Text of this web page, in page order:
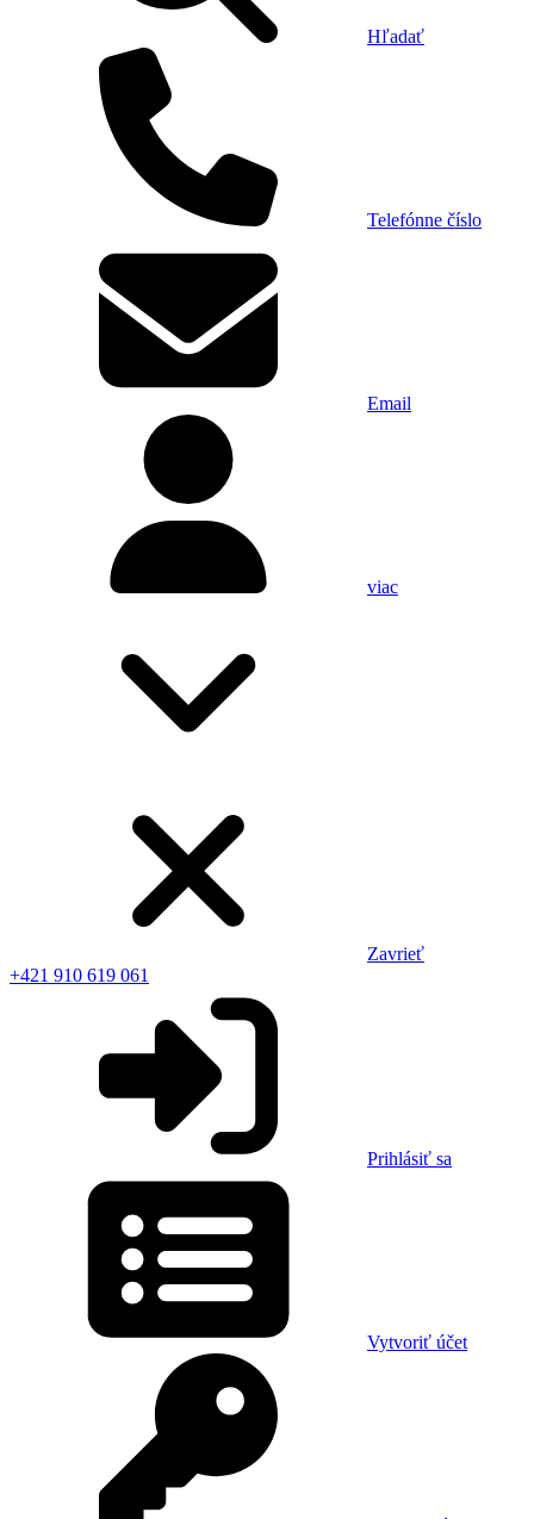
Hľadať
Telefónne číslo
Email
viac
Zavrieť
+421 910 619 061
Prihlásiť sa
Vytvoriť účet